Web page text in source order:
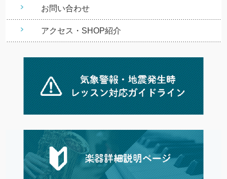
お問い合わせ
アクセス・SHOP紹介